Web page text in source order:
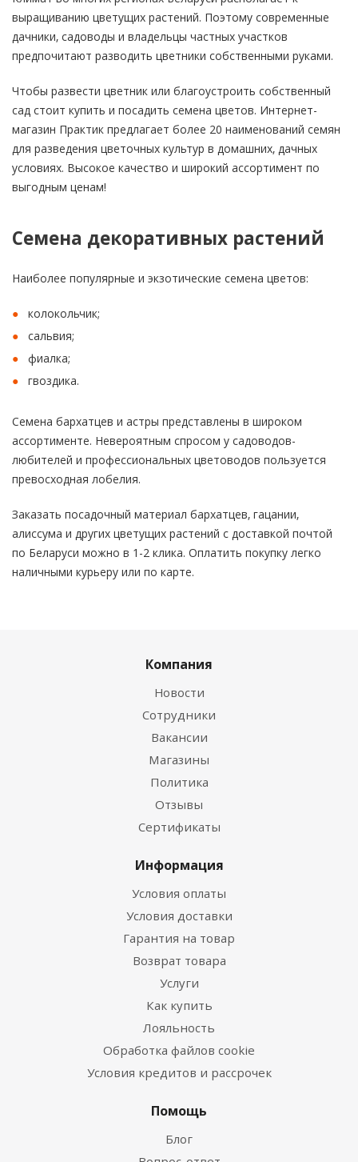
выращиванию цветущих растений. Поэтому современные
дачники, садоводы и владельцы частных участков
предпочитают разводить цветники собственными руками.
Чтобы развести цветник или благоустроить собственный
сад стоит купить и посадить семена цветов. Интернет-
магазин Практик предлагает более 20 наименований семян
для разведения цветочных культур в домашних, дачных
условиях. Высокое качество и широкий ассортимент по
выгодным ценам!
Семена декоративных растений
Наиболее популярные и экзотические семена цветов:
колокольчик;
сальвия;
фиалка;
гвоздика.
Семена бархатцев и астры представлены в широком
ассортименте. Невероятным спросом у садоводов-
любителей и профессиональных цветоводов пользуется
превосходная лобелия.
Заказать посадочный материал бархатцев, гацании,
алиссума и других цветущих растений с доставкой почтой
по Беларуси можно в 1-2 клика. Оплатить покупку легко
наличными курьеру или по карте.
Компания
Новости
Сотрудники
Вакансии
Магазины
Политика
Отзывы
Сертификаты
Информация
Условия оплаты
Условия доставки
Гарантия на товар
Возврат товара
Услуги
Как купить
Лояльность
Обработка файлов cookie
Условия кредитов и рассрочек
Помощь
Блог